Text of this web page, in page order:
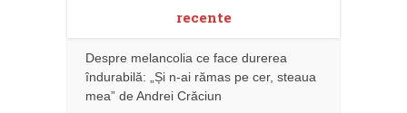
recente
Despre melancolia ce face durerea
îndurabilă: „Și n-ai rămas pe cer, steaua
mea” de Andrei Crăciun